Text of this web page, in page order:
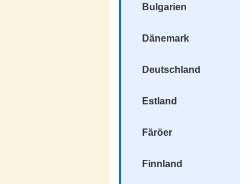
Bulgarien
Dänemark
Deutschland
Estland
Färöer
Finnland